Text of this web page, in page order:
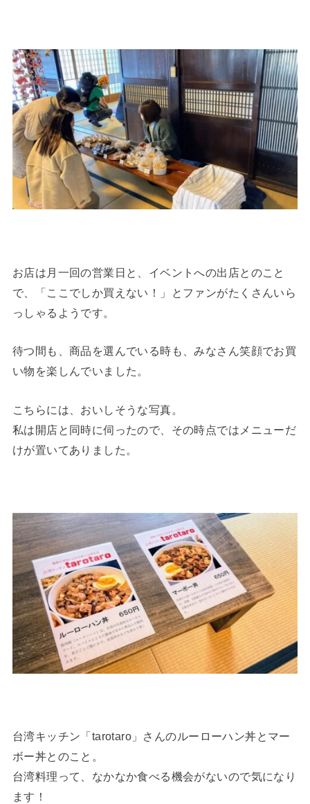
お店は月一回の営業日と、イベントへの出店とのこと
で、「ここでしか買えない！」とファンがたくさんいら
っしゃるようです。
待つ間も、商品を選んでいる時も、みなさん笑顔でお買
い物を楽しんでいました。
こちらには、おいしそうな写真。
私は開店と同時に伺ったので、その時点ではメニューだ
けが置いてありました。
台湾キッチン「tarotaro」さんのルーローハン丼とマー
ボー丼とのこと。
台湾料理って、なかなか食べる機会がないので気になり
ます！